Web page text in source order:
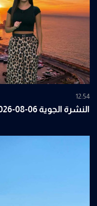
12:54
النشرة الجوية 06-08-2026